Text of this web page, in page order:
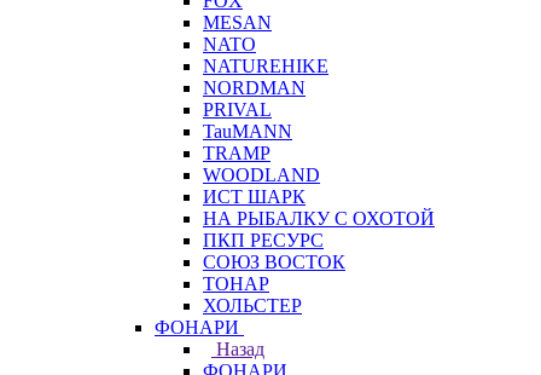
MESAN
NATO
NATUREHIKE
NORDMAN
PRIVAL
TauMANN
TRAMP
WOODLAND
ИСТ ШАРК
НА РЫБАЛКУ С ОХОТОЙ
ПКП РЕСУРС
СОЮЗ ВОСТОК
ТОНАР
ХОЛЬСТЕР
ФОНАРИ
Назад
ФОНАРИ